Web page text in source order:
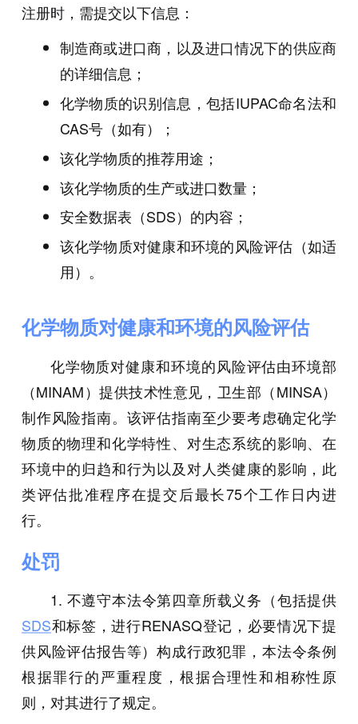
注册时，需提交以下信息：
制造商或进口商，以及进口情况下的供应商
的详细信息；
化学物质的识别信息，包括IUPAC命名法和
CAS号（如有）；
该化学物质的推荐用途；
该化学物质的生产或进口数量；
安全数据表（SDS）的内容；
该化学物质对健康和环境的风险评估（如适
用）。
化学物质对健康和环境的风险评估
化学物质对健康和环境的风险评估由环境部
（MINAM）提供技术性意见，卫生部（MINSA）
制作风险指南。该评估指南至少要考虑确定化学
物质的物理和化学特性、对生态系统的影响、在
环境中的归趋和行为以及对人类健康的影响，此
类评估批准程序在提交后最长75个工作日内进
行。
处罚
1. 不遵守本法令第四章所载义务（包括提供
SDS和标签，进行RENASQ登记，必要情况下提
供风险评估报告等）构成行政犯罪，本法令条例
根据罪行的严重程度，根据合理性和相称性原
则，对其进行了规定。